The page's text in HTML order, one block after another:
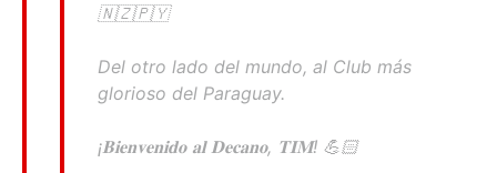
🇳🇿🇵🇾
Del otro lado del mundo, al Club más
glorioso del Paraguay.
¡𝐁𝐢𝐞𝐧𝐯𝐞𝐧𝐢𝐝𝐨 𝐚𝐥 𝐃𝐞𝐜𝐚𝐧𝐨, 𝐓𝐈𝐌! 💪🏻